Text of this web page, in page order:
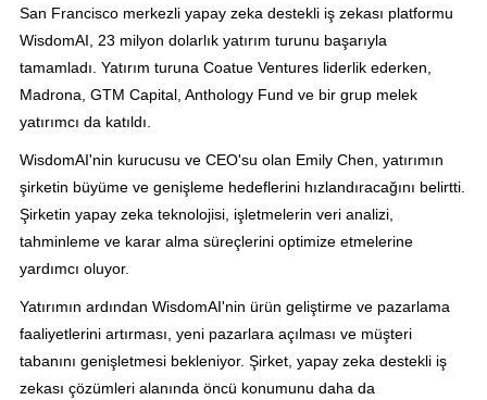
San Francisco merkezli yapay zeka destekli iş zekası platformu
WisdomAI, 23 milyon dolarlık yatırım turunu başarıyla
tamamladı. Yatırım turuna Coatue Ventures liderlik ederken,
Madrona, GTM Capital, Anthology Fund ve bir grup melek
yatırımcı da katıldı.
WisdomAI'nin kurucusu ve CEO'su olan Emily Chen, yatırımın
şirketin büyüme ve genişleme hedeflerini hızlandıracağını belirtti.
Şirketin yapay zeka teknolojisi, işletmelerin veri analizi,
tahminleme ve karar alma süreçlerini optimize etmelerine
yardımcı oluyor.
Yatırımın ardından WisdomAI'nin ürün geliştirme ve pazarlama
faaliyetlerini artırması, yeni pazarlara açılması ve müşteri
tabanını genişletmesi bekleniyor. Şirket, yapay zeka destekli iş
zekası çözümleri alanında öncü konumunu daha da